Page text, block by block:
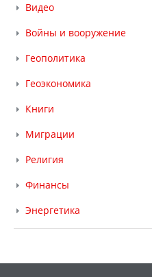
Видео
Войны и вооружение
Геополитика
Геоэкономика
Книги
Миграции
Религия
Финансы
Энергетика